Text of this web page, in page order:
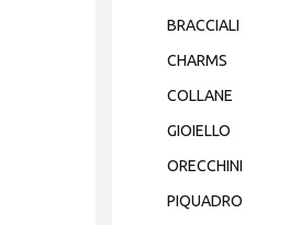
BRACCIALI
CHARMS
COLLANE
GIOIELLO
ORECCHINI
PIQUADRO